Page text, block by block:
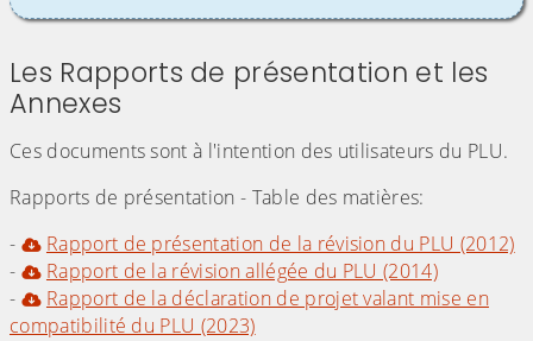
Les Rapports de présentation et les
Annexes
Ces documents sont à l'intention des utilisateurs du PLU.
Rapports de présentation - Table des matières:
-
Rapport de présentation de la révision du PLU (2012)
-
Rapport de la révision allégée du PLU (2014)
-
Rapport de la déclaration de projet valant mise en
compatibilité du PLU (2023)